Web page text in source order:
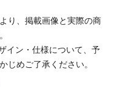
り、掲載画像と実際の商
イン・仕様について、予
じめご了承ください。